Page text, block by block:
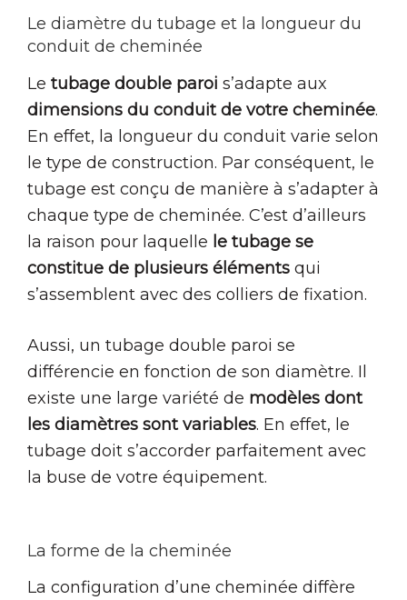
Le diamètre du tubage et la longueur du
conduit de cheminée
Le tubage double paroi s’adapte aux
dimensions du conduit de votre cheminée.
En effet, la longueur du conduit varie selon
le type de construction. Par conséquent, le
tubage est conçu de manière à s’adapter à
chaque type de cheminée. C’est d’ailleurs
la raison pour laquelle le tubage se
constitue de plusieurs éléments qui
s’assemblent avec des colliers de fixation.
Aussi, un tubage double paroi se
différencie en fonction de son diamètre. Il
existe une large variété de modèles dont
les diamètres sont variables. En effet, le
tubage doit s’accorder parfaitement avec
la buse de votre équipement.
La forme de la cheminée
La configuration d’une cheminée diffère